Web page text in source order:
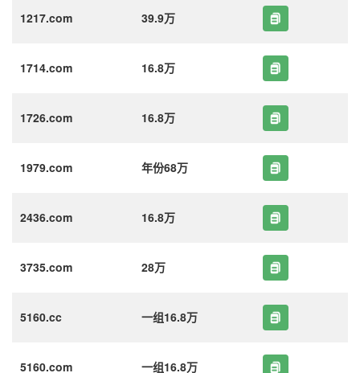
1217.com 39.9万
1714.com 16.8万
1726.com 16.8万
1979.com 年份68万
2436.com 16.8万
3735.com 28万
5160.cc 一组16.8万
5160.com 一组16.8万